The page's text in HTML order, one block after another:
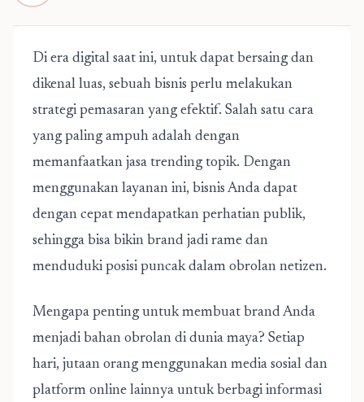
Di era digital saat ini, untuk dapat bersaing dan
dikenal luas, sebuah bisnis perlu melakukan
strategi pemasaran yang efektif. Salah satu cara
yang paling ampuh adalah dengan
memanfaatkan jasa trending topik. Dengan
menggunakan layanan ini, bisnis Anda dapat
dengan cepat mendapatkan perhatian publik,
sehingga bisa bikin brand jadi rame dan
menduduki posisi puncak dalam obrolan netizen.
Mengapa penting untukmembuat brand Anda
menjadi bahan obrolan di dunia maya? Setiap
hari, jutaan orang menggunakan media sosial dan
platform online lainnya untuk berbagi informasi